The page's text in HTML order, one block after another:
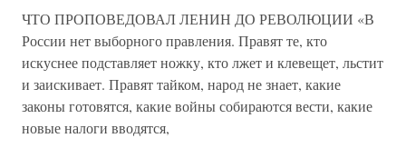
ЧТО ПРОПОВЕДОВАЛ ЛЕНИН ДО РЕВОЛЮЦИИ «В
России нет выборного правления. Правят те, кто
искуснее подставляет ножку, кто лжет и клевещет, льстит
и заискивает. Правят тайком, народ не знает, какие
законы готовятся, какие войны собираются вести, какие
новые налоги вводятся,